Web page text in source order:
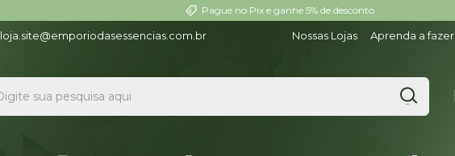
3 lojas em Ribeirão Preto (SP) desde 2000
loja.site@emporiodasessencias.com.br Nossas Lojas Aprenda a fazer